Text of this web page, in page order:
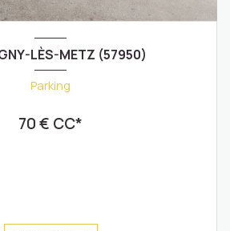
LÈS-METZ (57950)
Parking
70 € CC*